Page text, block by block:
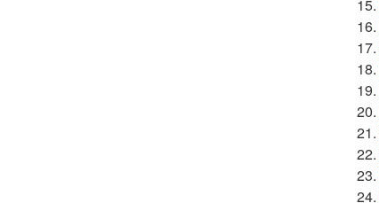
15.
16.
17.
18.
19.
20.
21.
22.
23.
24.